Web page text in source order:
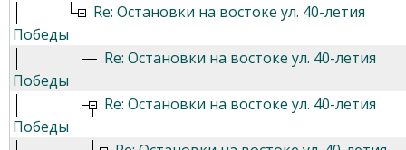
Re: Остановки на востоке ул. 40-летия
Победы
Re: Остановки на востоке ул. 40-летия
Победы
Re: Остановки на востоке ул. 40-летия
Победы